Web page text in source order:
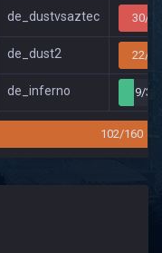
de_dustvsaztec 30/32
de_dust2 22/32
de_inferno 9/32
102/160